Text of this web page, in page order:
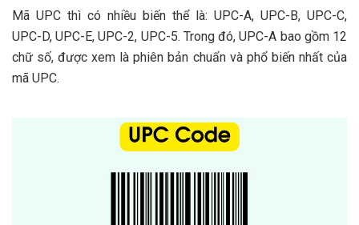
Mã UPC thì có nhiều biến thể là: UPC-A, UPC-B, UPC-C,
UPC-D, UPC-E, UPC-2, UPC-5. Trong đó, UPC-A bao gồm 12
chữ số, được xem là phiên bản chuẩn và phổ biến nhất của
mã UPC.